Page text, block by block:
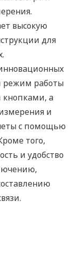
высокую
для
режим работы
кнопками, а
и
с помощью
того,
и удобство